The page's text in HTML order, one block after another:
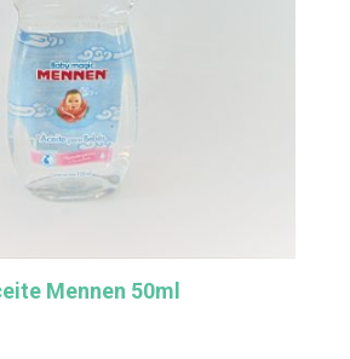
Mennen 50ml